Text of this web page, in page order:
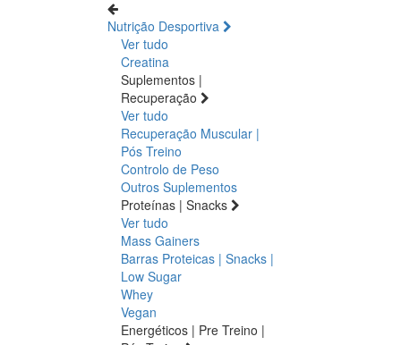
Nutrição Desportiva
Ver tudo
Creatina
Suplementos |
Recuperação
Ver tudo
Recuperação Muscular |
Pós Treino
Controlo de Peso
Outros Suplementos
Proteínas | Snacks
Ver tudo
Mass Gainers
Barras Proteicas | Snacks |
Low Sugar
Whey
Vegan
Energéticos | Pre Treino |